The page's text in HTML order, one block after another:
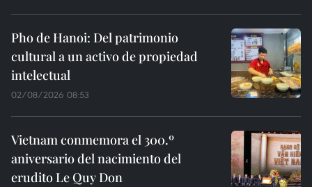
Pho de Hanoi: Del patrimonio
cultural a un activo de propiedad
intelectual
02/08/2026 08:53
Vietnam conmemora el 300.º
aniversario del nacimiento del
erudito Le Quy Don